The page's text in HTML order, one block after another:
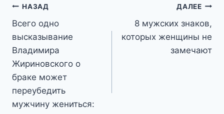
Навигация
по
записям
НАЗАД
Всего одно
высказывание
Владимира
Жириновского о
браке может
переубедить
мужчину жениться:
ДАЛЕЕ
8 мужских знаков,
которых женщины не
замечают